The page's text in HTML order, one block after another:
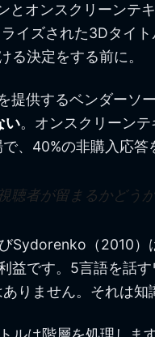
とオンスクリーンテ
イズされた3Dタイ
決定をする前に。
供するベンダーソー
い。オンスクリーン
、40%の非購入応答
者が留まるかどうか
Sydorenko（2010）
益です。5言語を話
りません。それは知